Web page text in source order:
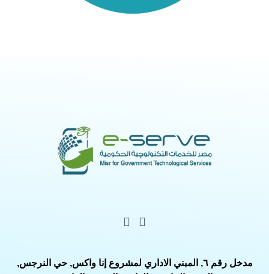
مدخل رقم ٦, المبني الاداري لمشروع إنا واكس, حي النرجس,